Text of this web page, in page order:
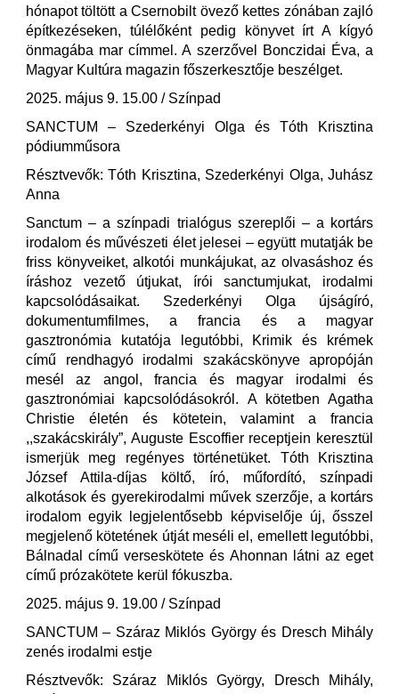
hónapot töltött a Csernobilt övező kettes zónában zajló
építkezéseken, túlélőként pedig könyvet írt A kígyó
önmagába mar címmel. A szerzővel Bonczidai Éva, a
Magyar Kultúra magazin főszerkesztője beszélget.
2025. május 9. 15.00 / Színpad
SANCTUM – Szederkényi Olga és Tóth Krisztina
pódiumműsora
Résztvevők: Tóth Krisztina, Szederkényi Olga, Juhász
Anna
Sanctum – a színpadi trialógus szereplői – a kortárs
irodalom és művészeti élet jelesei – együtt mutatják be
friss könyveiket, alkotói munkájukat, az olvasáshoz és
íráshoz vezető útjukat, írói sanctumjukat, irodalmi
kapcsolódásaikat. Szederkényi Olga újságíró,
dokumentumfilmes, a francia és a magyar
gasztronómia kutatója legutóbbi, Krimik és krémek
című rendhagyó irodalmi szakácskönyve apropóján
mesél az angol, francia és magyar irodalmi és
gasztronómiai kapcsolódásokról. A kötetben Agatha
Christie életén és kötetein, valamint a francia
,,szakácskirály”, Auguste Escoffier receptjein keresztül
ismerjük meg regényes történetüket. Tóth Krisztina
József Attila-díjas költő, író, műfordító, színpadi
alkotások és gyerekirodalmi művek szerzője, a kortárs
irodalom egyik legjelentősebb képviselője új, ősszel
megjelenő kötetének útját meséli el, emellett legutóbbi,
Bálnadal című verseskötete és Ahonnan látni az eget
című prózakötete kerül fókuszba.
2025. május 9. 19.00 / Színpad
SANCTUM – Száraz Miklós György és Dresch Mihály
zenés irodalmi estje
Résztvevők: Száraz Miklós György, Dresch Mihály,